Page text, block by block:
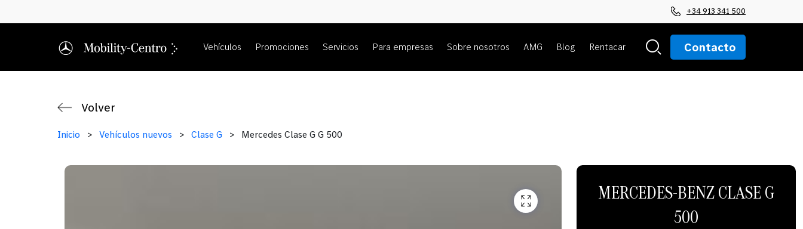
+34 913 341 500
Vehículos Promociones Servicios Para empresas Sobre nosotros AMG Blog Rentacar Contacto
Volver
Inicio > Vehículos nuevos > Clase G > Mercedes Clase G G 500
MERCEDES-BENZ CLASE G
500